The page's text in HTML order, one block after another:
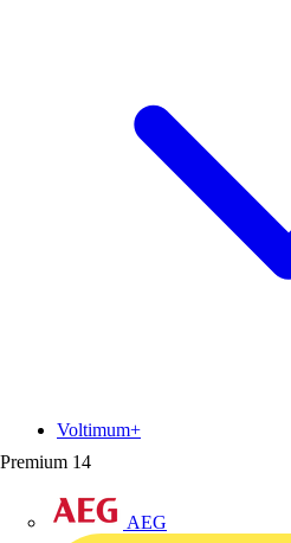
Premium 14
AEG
Voltimum+